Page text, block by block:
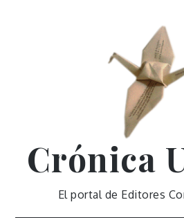
Crónica
El portal de Editores